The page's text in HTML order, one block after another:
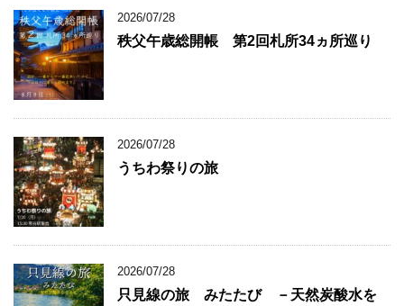
2026/07/28
秩父午歳総開帳 第2回札所34ヵ所巡り
2026/07/28
うちわ祭りの旅
2026/07/28
只見線の旅 みたたび －天然炭酸水を